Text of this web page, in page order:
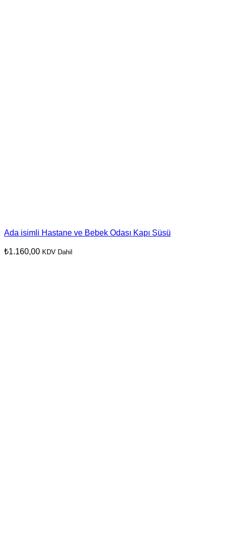
Ada isimli Hastane ve Bebek Odası Kapı Süsü
₺1.160,00 KDV Dahil